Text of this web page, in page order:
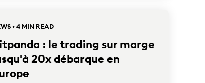
• 4 MIN READ
: le trading sur marge
20x débarque en